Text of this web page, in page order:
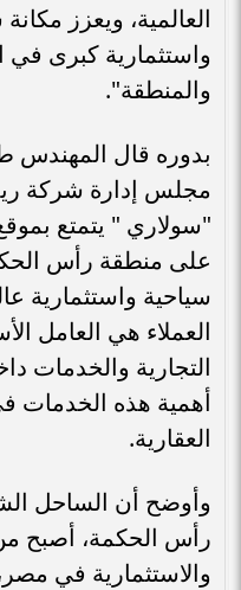
العالمية، ويعزز
واستثمارية كبرى
والمنطقة".
بدوره قال المهندس
مجلس إدارة شركة
"سولاري " يتمتع
على منطقة رأس
سياحية واستثمارية
العملاء هي العامل
التجارية والخدمات
أهمية هذه الخدمات
العقارية.
وأوضح أن الساحل
رأس الحكمة، أصبح
والاستثمارية في